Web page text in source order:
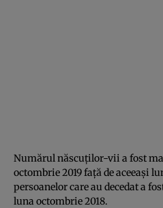
Numărul născuţilor-vii a fost
octombrie 2019 faţă de aceeaşi
persoanelor care au decedat a
luna octombrie 2018.